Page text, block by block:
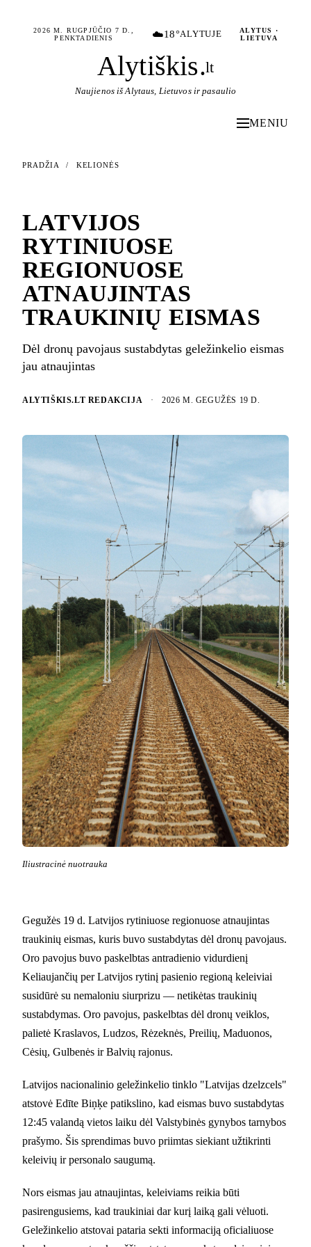
2026 M. RUGPJŪČIO 7 D.,
PENKTADIENIS
☁️18°ALYTUJE
ALYTUS ·
LIETUVA
Alytiškis.lt
Naujienos iš Alytaus, Lietuvos ir pasaulio
MENIU
PRADŽIA / KELIONĖS
LATVIJOS
RYTINIUOSE
REGIONUOSE
ATNAUJINTAS
TRAUKINIŲ EISMAS
Dėl dronų pavojaus sustabdytas geležinkelio eismas
jau atnaujintas
ALYTIŠKIS.LT REDAKCIJA · 2026 M. GEGUŽĖS 19 D.
Iliustracinė nuotrauka
Gegužės 19 d. Latvijos rytiniuose regionuose atnaujintas
traukinių eismas, kuris buvo sustabdytas dėl dronų pavojaus.
Oro pavojus buvo paskelbtas antradienio vidurdienį
Keliaujančių per Latvijos rytinį pasienio regioną keleiviai
susidūrė su nemaloniu siurprizu — netikėtas traukinių
sustabdymas. Oro pavojus, paskelbtas dėl dronų veiklos,
palietė Kraslavos, Ludzos, Rėzeknės, Preilių, Maduonos,
Cėsių, Gulbenės ir Balvių rajonus.
Latvijos nacionalinio geležinkelio tinklo "Latvijas dzelzcels"
atstovė Edīte Biņķe patikslino, kad eismas buvo sustabdytas
12:45 valandą vietos laiku dėl Valstybinės gynybos tarnybos
prašymo. Šis sprendimas buvo priimtas siekiant užtikrinti
keleivių ir personalo saugumą.
Nors eismas jau atnaujintas, keleiviams reikia būti
pasirengusiems, kad traukiniai dar kurį laiką gali vėluoti.
Geležinkelio atstovai pataria sekti informaciją oficialiuose